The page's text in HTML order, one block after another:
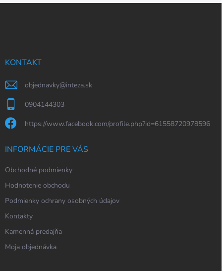
Z
KONTAKT
objednavky@inteza.sk
0904144303
https://www.facebook.com/profile.php?id=61558720978596
INFORMÁCIE PRE VÁS
Obchodné podmienky
Hodnotenie obchodu
Podmienky ochrany osobných údajov
Kontakty
Kamenná predajňa
Moja objednávka